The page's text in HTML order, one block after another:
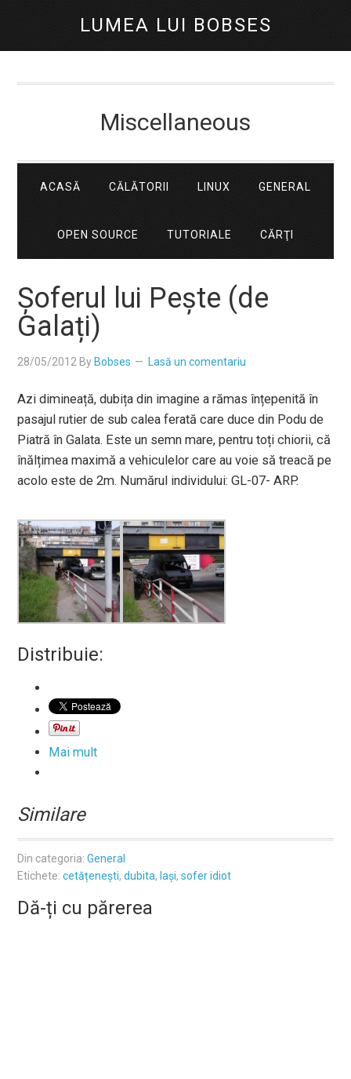
LUMEA LUI BOBSES
Miscellaneous
ACASĂ CĂLĂTORII LINUX GENERAL
OPEN SOURCE TUTORIALE CĂRŢI
Șoferul lui Pește (de
Galați)
28/05/2012 By Bobses Lasă un comentariu
Azi dimineață, dubița din imagine a rămas înțepenită în
pasajul rutier de sub calea ferată care duce din Podu de
Piatră în Galata. Este un semn mare, pentru toți chiorii, că
înălțimea maximă a vehiculelor care au voie să treacă pe
acolo este de 2m. Numărul individului: GL-07- ARP.
Distribuie:
Mai mult
Similare
Din categoria:General
Etichete:cetățenești,dubita,Iași,sofer idiot
Dă-ți cu părerea